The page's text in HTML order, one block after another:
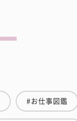
#お仕事図鑑